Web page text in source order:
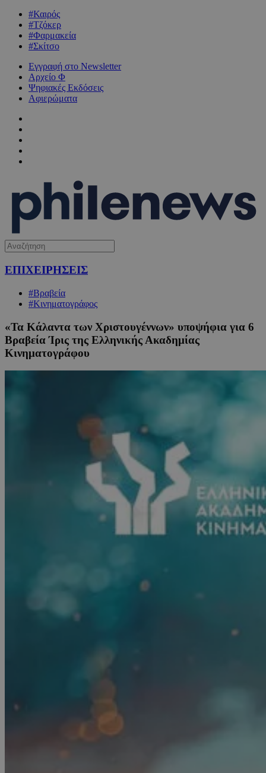
#Καιρός
#Τζόκερ
#Φαρμακεία
#Σκίτσο
Εγγραφή στο Newsletter
Αρχείο Φ
Ψηφιακές Εκδόσεις
Αφιερώματα
ΕΠΙΧΕΙΡΗΣΕΙΣ
#Βραβεία
#Κινηματογράφος
«Τα Κάλαντα των Χριστουγέννων» υποψήφια για 6
Βραβεία Ίρις της Ελληνικής Ακαδημίας
Κινηματογράφου